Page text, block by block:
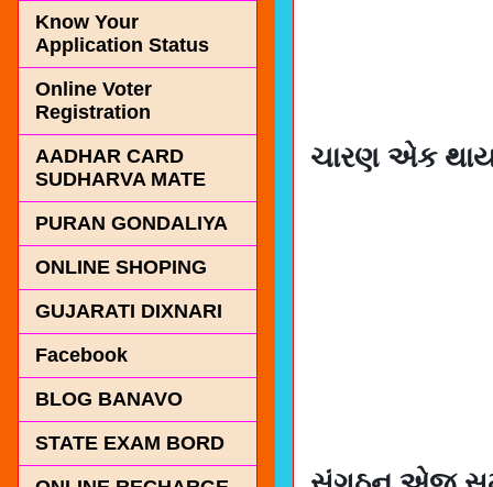
ચારણ એક
Know Your
Application Status
Online Voter
Registration
AADHAR CARD
SUDHARVA MATE
PURAN GONDALIYA
ONLINE SHOPING
GUJARATI DIXNARI
Facebook
BLOG BANAVO
STATE EXAM BORD